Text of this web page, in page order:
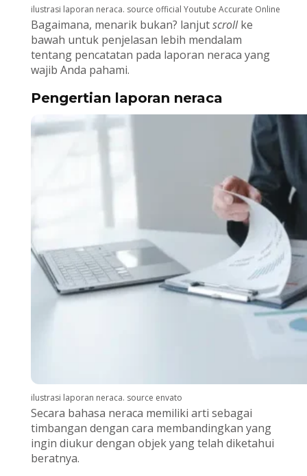
ilustrasi laporan neraca. source official Youtube Accurate Online
Bagaimana, menarik bukan? lanjutscrollke
bawah untuk penjelasan lebih mendalam
tentang pencatatan pada laporan neraca yang
wajib Anda pahami.
Pengertian laporan neraca
ilustrasi laporan neraca. source envato
Secara bahasa neraca memiliki arti sebagai
timbangan dengan cara membandingkan yang
ingin diukur dengan objek yang telah diketahui
beratnya.